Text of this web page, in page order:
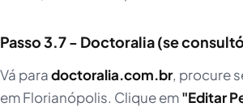
Passo 3.7 - Doctoralia (se
Vá paradoctoralia.com.br, procure
em Florianópolis. Clique em"Editar